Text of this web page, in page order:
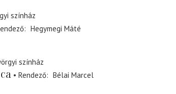
színház
Hegymegi Máté
színház
Rendező
Bélai Marcel